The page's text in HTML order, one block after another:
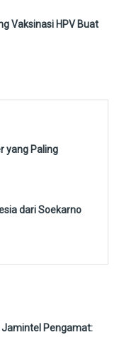
Vaksinasi HPV Buat
yang Paling
dari Soekarno
Pengamat: